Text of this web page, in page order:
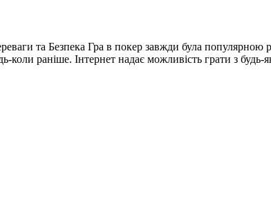
та Безпека Гра в покер завжди була популярною
раніше. Інтернет надає можливість грати з будь-